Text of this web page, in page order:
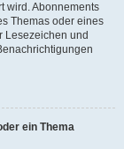
wird. Abonnements
Themas oder eines
Lesezeichen und
ein Thema